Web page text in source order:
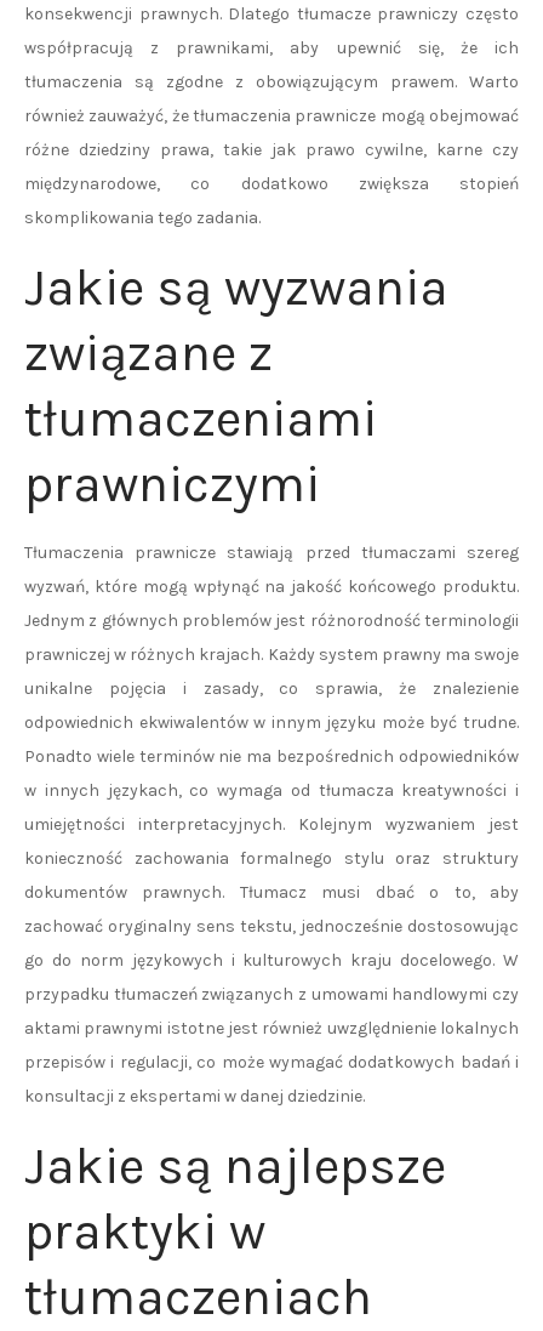
konsekwencji prawnych. Dlatego tłumacze prawniczy często
współpracują z prawnikami, aby upewnić się, że ich
tłumaczenia są zgodne z obowiązującym prawem. Warto
również zauważyć, że tłumaczenia prawnicze mogą obejmować
różne dziedziny prawa, takie jak prawo cywilne, karne czy
międzynarodowe, co dodatkowo zwiększa stopień
skomplikowania tego zadania.
Jakie są wyzwania
związane z
tłumaczeniami
prawniczymi
Tłumaczenia prawnicze stawiają przed tłumaczami szereg
wyzwań, które mogą wpłynąć na jakość końcowego produktu.
Jednym z głównych problemów jest różnorodność terminologii
prawniczej w różnych krajach. Każdy system prawny ma swoje
unikalne pojęcia i zasady, co sprawia, że znalezienie
odpowiednich ekwiwalentów w innym języku może być trudne.
Ponadto wiele terminów nie ma bezpośrednich odpowiedników
w innych językach, co wymaga od tłumacza kreatywności i
umiejętności interpretacyjnych. Kolejnym wyzwaniem jest
konieczność zachowania formalnego stylu oraz struktury
dokumentów prawnych. Tłumacz musi dbać o to, aby
zachować oryginalny sens tekstu, jednocześnie dostosowując
go do norm językowych i kulturowych kraju docelowego. W
przypadku tłumaczeń związanych z umowami handlowymi czy
aktami prawnymi istotne jest również uwzględnienie lokalnych
przepisów i regulacji, co może wymagać dodatkowych badań i
konsultacji z ekspertami w danej dziedzinie.
Jakie są najlepsze
praktyki w
tłumaczeniach